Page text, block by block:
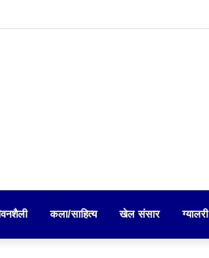
कला/साहित्य खेल संसार ग्यालरी